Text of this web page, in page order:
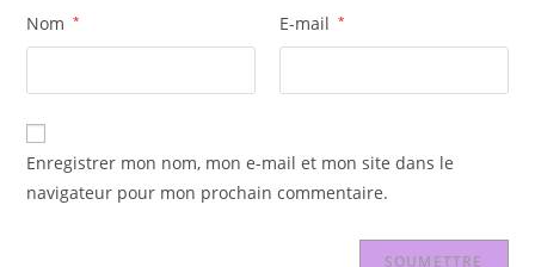
Nom * E-mail *
Enregistrer mon nom, mon e-mail et mon site dans le
navigateur pour mon prochain commentaire.